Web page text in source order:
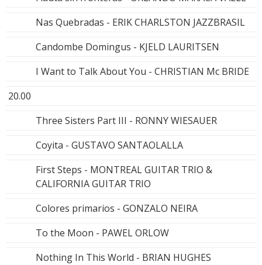
Nas Quebradas - ERIK CHARLSTON JAZZBRASIL
Candombe Domingus - KJELD LAURITSEN
I Want to Talk About You - CHRISTIAN Mc BRIDE
20.00
Three Sisters Part III - RONNY WIESAUER
Coyita - GUSTAVO SANTAOLALLA
First Steps - MONTREAL GUITAR TRIO &
CALIFORNIA GUITAR TRIO
Colores primarios - GONZALO NEIRA
To the Moon - PAWEL ORLOW
Nothing In This World - BRIAN HUGHES